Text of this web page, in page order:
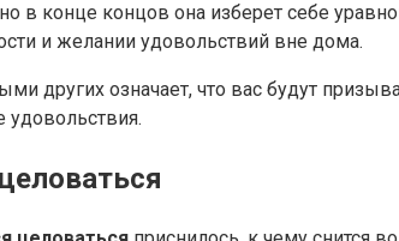
в конце концов она изберет себе
и желании удовольствий вне дома.
других означает, что вас будут
удовольствия.